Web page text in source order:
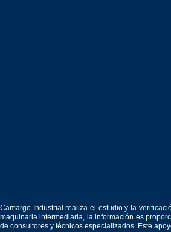
Camargo Industrial realiza el estudio y la
maquinaria intermediaria, la información es
de consultores y técnicos especializados. Este